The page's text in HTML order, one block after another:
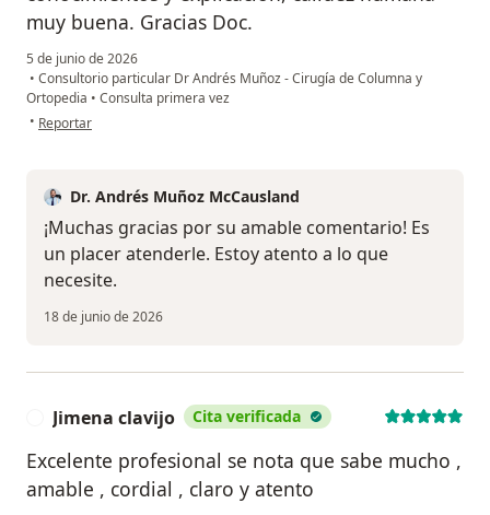
muy buena. Gracias Doc.
5 de junio de 2026
• Consultorio particular Dr Andrés Muñoz - Cirugía de Columna y
Ortopedia • Consulta primera vez
• en opinión del usuario Elizabeth
Reportar
Dr. Andrés Muñoz McCausland
¡Muchas gracias por su amable comentario! Es
un placer atenderle. Estoy atento a lo que
necesite.
18 de junio de 2026
Jimena clavijo Cita verificada
Excelente profesional se nota que sabe mucho ,
amable , cordial , claro y atento